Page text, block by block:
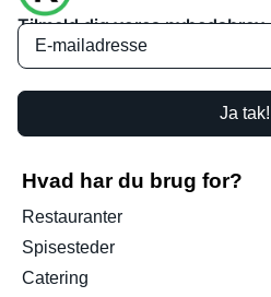
Tilmeld dig vores nyhedsbrev
Ja tak!
Hvad har du brug for?
Restauranter
Spisesteder
Catering